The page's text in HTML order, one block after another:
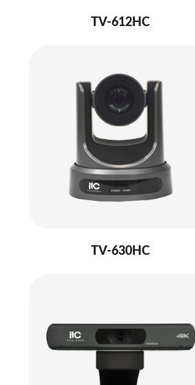
TV-612HC
TV-630HC